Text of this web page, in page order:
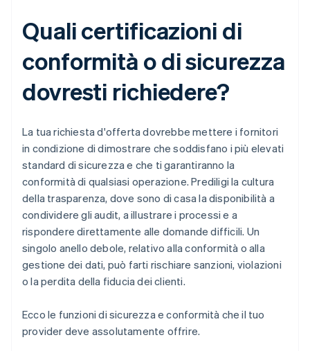
Quali certificazioni di
conformità o di sicurezza
dovresti richiedere?
La tua richiesta d'offerta dovrebbe mettere i fornitori
in condizione di dimostrare che soddisfano i più elevati
standard di sicurezza e che ti garantiranno la
conformità di qualsiasi operazione. Prediligi la cultura
della trasparenza, dove sono di casa la disponibilità a
condividere gli audit, a illustrare i processi e a
rispondere direttamente alle domande difficili. Un
singolo anello debole, relativo alla conformità o alla
gestione dei dati, può farti rischiare sanzioni, violazioni
o la perdita della fiducia dei clienti.
Ecco le funzioni di sicurezza e conformità che il tuo
provider deve assolutamente offrire.